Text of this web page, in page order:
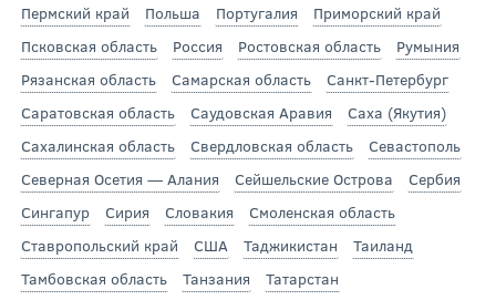
Пермский край
Польша Португалия
Приморский край
Псковская область
Россия Ростовская область
Румыния
Рязанская область
Самарская область
Санкт-Петербург
Саратовская область
Саудовская Аравия
Саха (Якутия)
Сахалинская область
Свердловская область
Севастополь
Северная Осетия — Алания
Сейшельские Острова
Сербия
Сингапур
Сирия Словакия
Смоленская область
Ставропольский край
США Таджикистан
Таиланд
Тамбовская область
Танзания
Татарстан